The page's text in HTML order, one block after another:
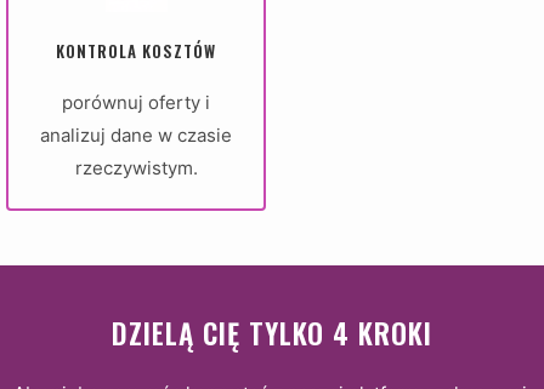
KONTROLA KOSZTÓW
porównuj oferty i
analizuj dane w czasie
rzeczywistym.
DZIELĄ CIĘ TYLKO 4 KROKI